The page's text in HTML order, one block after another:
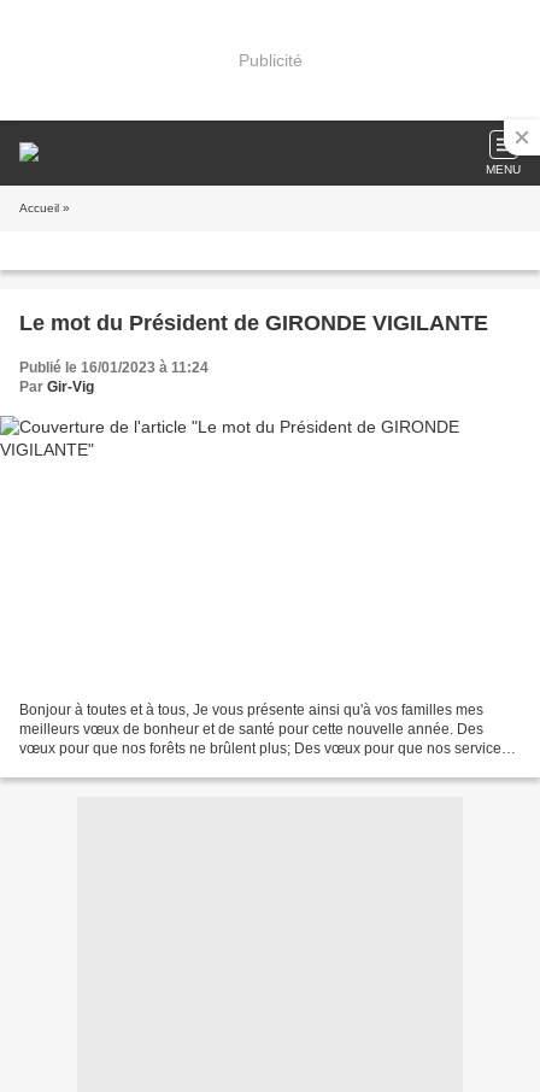
Publicité
MENU
Accueil »
Le mot du Président de GIRONDE VIGILANTE
Publié le 16/01/2023 à 11:24
Par Gir-Vig
Bonjour à toutes et à tous, Je vous présente ainsi qu'à vos familles mes
meilleurs vœux de bonheur et de santé pour cette nouvelle année. Des
vœux pour que nos forêts ne brûlent plus; Des vœux pour que nos services